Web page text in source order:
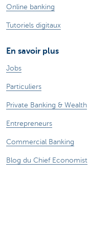
Online banking
Tutoriels digitaux
En savoir plus
Jobs
Particuliers
Private Banking & Wealth
Entrepreneurs
Commercial Banking
Blog du Chief Economist